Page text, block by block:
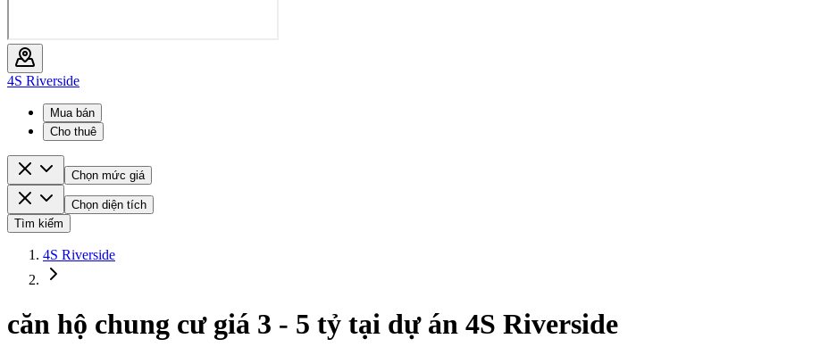
4S Riverside
Mua bán
Cho thuê
Chọn mức giá
Chọn diện tích
Tìm kiếm
4S Riverside
căn hộ chung cư giá 3 - 5 tỷ tại dự án 4S Riverside